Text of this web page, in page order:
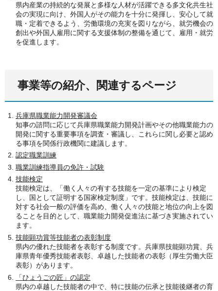
県内産業の持続的な発展と多様な人材が活躍できる多文化共生社
会の実現に向け、外国人がその能力を十分に発揮し、安心して就
職・定着できるよう、労働環境の充実を図りながら、就労機会の
創出や外国人雇用に関する支援体制の整備を通じて、雇用・就労
を促進します。
事業等の紹介、関連するページ
兵庫県職業能力開発審議会
知事の諮問に応じて兵庫県職業能力開発計画やその他職業能力の
開発に関する重要事項を調査・審議し、これらに関し必要と認め
る事項を関係行政機関に建議します。
認定職業訓練
職業訓練指導員の免許・試験
技能検定
技能検定は、「働く人々の有する技能を一定の基準により検定
し、国として証明する国家検定制度」です。技能検定は、技能に
対する社会一般の評価を高め、働く人々の技能と地位の向上を図
ることを目的として、職業能力開発促進法に基づき実施されてい
ます。
技能顕功賞等技能者の表彰制度
県内の優れた技能者を表彰する制度です。兵庫県技能顕功賞、兵
庫県青年優秀技能者表彰、卓越した技能者の表彰（厚生労働大臣
表彰）があります。
「ひょうごの匠」の認定
県内の卓越した技能者の中で、特に技能の伝承と技能後継者の育